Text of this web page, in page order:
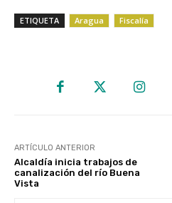
ETIQUETA Aragua Fiscalía
ARTÍCULO ANTERIOR
Alcaldía inicia trabajos de
canalización del río Buena
Vista